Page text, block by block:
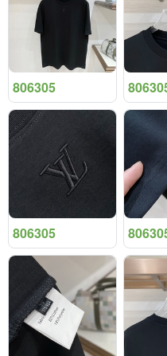
806305
806305